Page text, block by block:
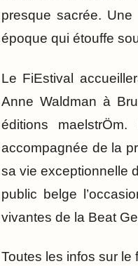
presque sacrée.
époque qui étouffe
Le FiEstival
Anne Waldman à
éditions
accompagnée de la
sa vie exceptionnelle
public belge
vivantes de la Beat
Toutes les infos sur le